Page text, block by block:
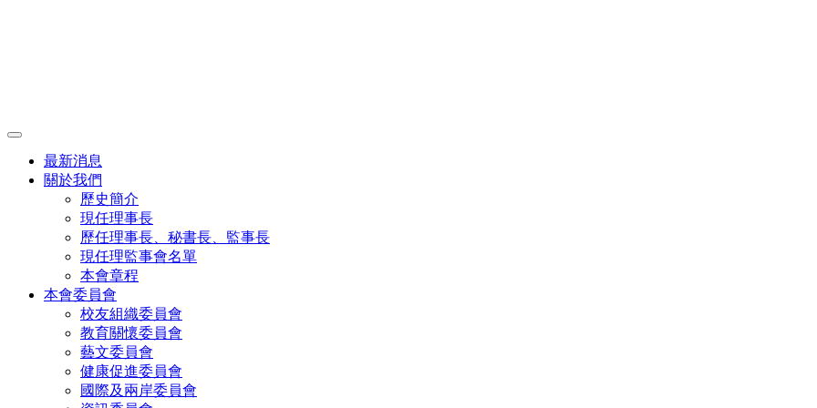
最新消息
關於我們
歷史簡介
現任理事長
歷任理事長、秘書長、監事長
現任理監事會名單
本會章程
本會委員會
校友組織委員會
教育關懷委員會
藝文委員會
健康促進委員會
國際及兩岸委員會